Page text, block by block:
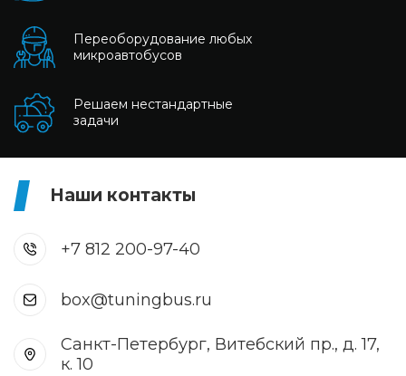
Переоборудование любых
микроавтобусов
Решаем нестандартные
задачи
Наши контакты
+7 812 200-97-40
box@tuningbus.ru
Санкт-Петербург, Витебский пр., д. 17,
к. 10